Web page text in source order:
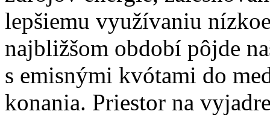
lepšiemu využívaniu
najbližšom období pôjde
s emisnými kvótami do
konania. Priestor na